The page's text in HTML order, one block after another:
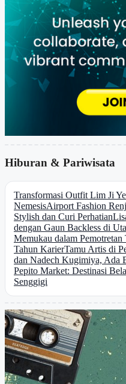
Hiburan & Pariwisata
Transformasi Outfit Lim Ji
NemesisAirport Fashion
Stylish dan Curi Perhatian
dengan Gaun Backless di
Memukau dalam Pemotretan
Tahun KarierTamu Artis di
dan Nadech Kugimiya,
Pepito Market: Destinasi
Senggigi